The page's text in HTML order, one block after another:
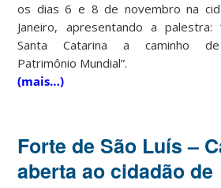
os dias 6 e 8 de novembro na
Janeiro, apresentando a palestra:
Santa Catarina a caminho de
Patrimônio Mundial”.
(mais…)
Forte de São Luís –
aberta ao cidadão de